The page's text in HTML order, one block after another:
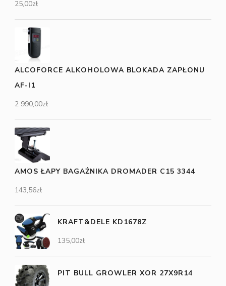
25,00zł
ALCOFORCE ALKOHOLOWA BLOKADA ZAPŁONU
AF-I1
2 990,00zł
AMOS ŁAPY BAGAŻNIKA DROMADER C15 3344
143,56zł
KRAFT&DELE KD1678Z
135,00zł
PIT BULL GROWLER XOR 27X9R14